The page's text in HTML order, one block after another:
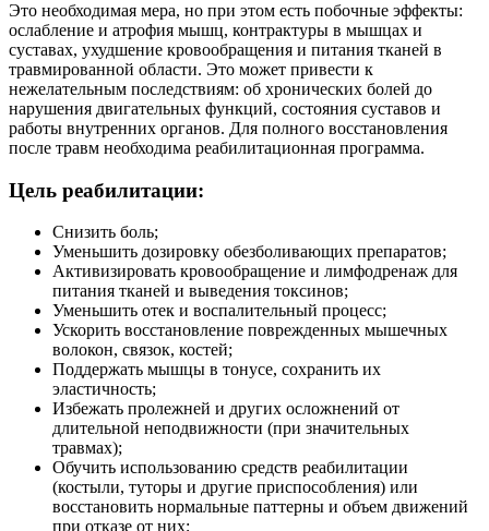
Это необходимая мера, но при этом есть побочные эффекты:
ослабление и атрофия мышц, контрактуры в мышцах и
суставах, ухудшение кровообращения и питания тканей в
травмированной области. Это может привести к
нежелательным последствиям: об хронических болей до
нарушения двигательных функций, состояния суставов и
работы внутренних органов. Для полного восстановления
после травм необходима реабилитационная программа.
Цель реабилитации:
Снизить боль;
Уменьшить дозировку обезболивающих препаратов;
Активизировать кровообращение и лимфодренаж для
питания тканей и выведения токсинов;
Уменьшить отек и воспалительный процесс;
Ускорить восстановление поврежденных мышечных
волокон, связок, костей;
Поддержать мышцы в тонусе, сохранить их
эластичность;
Избежать пролежней и других осложнений от
длительной неподвижности (при значительных
травмах);
Обучить использованию средств реабилитации
(костыли, туторы и другие приспособления) или
восстановить нормальные паттерны и объем движений
при отказе от них;